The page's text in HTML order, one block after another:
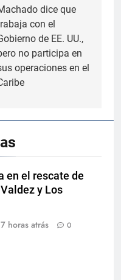
dice que
con el
de EE. UU.,
no participa en
operaciones en el
en el rescate de
y Los
7 horas atrás 0